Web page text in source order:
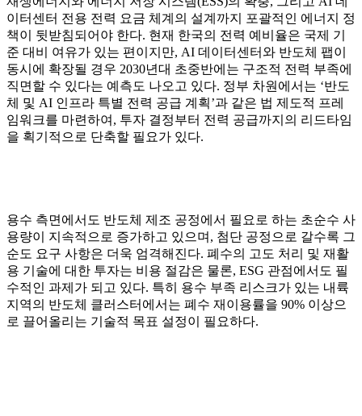
이터센터 전용 전력 요금 체계의 설계까지 포괄적인 에너지 정
책이 뒷받침되어야 한다. 현재 한국의 전력 예비율은 국제 기
준 대비 여유가 있는 편이지만, AI 데이터센터와 반도체 팹이
동시에 확장될 경우 2030년대 초중반에는 구조적 전력 부족에
직면할 수 있다는 예측도 나오고 있다. 정부 차원에서는 ‘반도
체 및 AI 인프라 특별 전력 공급 계획’과 같은 법 제도적 프레
임워크를 마련하여, 투자 결정부터 전력 공급까지의 리드타임
을 획기적으로 단축할 필요가 있다.
용수 측면에서도 반도체 제조 공정에서 필요로 하는 초순수 사
용량이 지속적으로 증가하고 있으며, 첨단 공정으로 갈수록 그
순도 요구 사항은 더욱 엄격해진다. 폐수의 고도 처리 및 재활
용 기술에 대한 투자는 비용 절감은 물론, ESG 관점에서도 필
수적인 과제가 되고 있다. 특히 용수 부족 리스크가 있는 내륙
지역의 반도체 클러스터에서는 폐수 재이용률을 90% 이상으
로 끌어올리는 기술적 목표 설정이 필요하다.